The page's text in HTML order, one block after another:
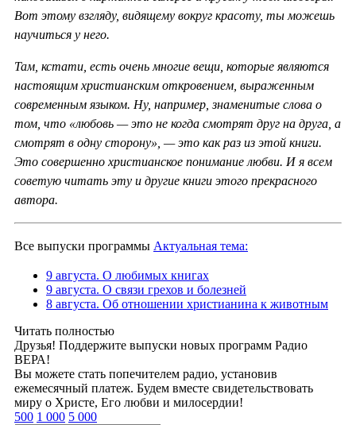
Вот этому взгляду, видящему вокруг красоту, ты можешь
научиться у него.
Там, кстати, есть очень многие вещи, которые являются
настоящим христианским откровением, выраженным
современным языком. Ну, например, знаменитые слова о
том, что «любовь — это не когда смотрят друг на друга, а
смотрят в одну сторону», — это как раз из этой книги.
Это совершенно христианское понимание любви. И я всем
советую читать эту и другие книги этого прекрасного
автора.
Все выпуски программы Актуальная тема:
9 августа. О любимых книгах
9 августа. О связи грехов и болезней
8 августа. Об отношении христианина к животным
Читать полностью
Друзья! Поддержите выпуски новых программ Радио
ВЕРА!
Вы можете стать попечителем радио, установив
ежемесячный платеж. Будем вместе свидетельствовать
миру о Христе, Его любви и милосердии!
500 1 000 5 000